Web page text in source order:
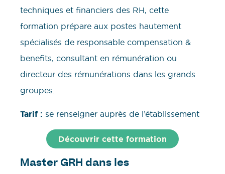
techniques et financiers des RH, cette
formation prépare aux postes hautement
spécialisés de responsable compensation &
benefits, consultant en rémunération ou
directeur des rémunérations dans les grands
groupes.
Tarif : se renseigner auprès de l’établissement
Découvrir cette formation
Master GRH dans les